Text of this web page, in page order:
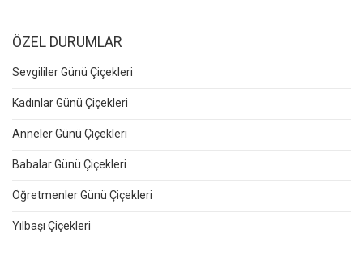
ÖZEL DURUMLAR
Sevgililer Günü Çiçekleri
Kadınlar Günü Çiçekleri
Anneler Günü Çiçekleri
Babalar Günü Çiçekleri
Öğretmenler Günü Çiçekleri
Yılbaşı Çiçekleri